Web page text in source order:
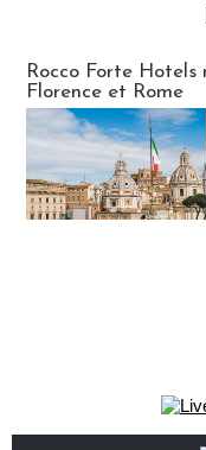
Rocco Forte Hotels
Florence et Rome